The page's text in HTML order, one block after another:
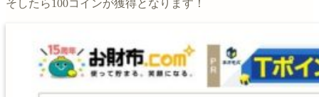
そしたら100コインが獲得となります！